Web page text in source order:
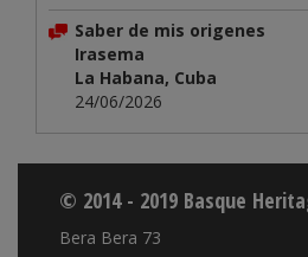
Saber de mis origenes
Irasema
La Habana, Cuba
24/06/2026
© 2014 - 2019 Basque
Bera Bera 73